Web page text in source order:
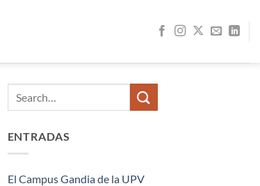
ENTRADAS
El Campus Gandia de la UPV